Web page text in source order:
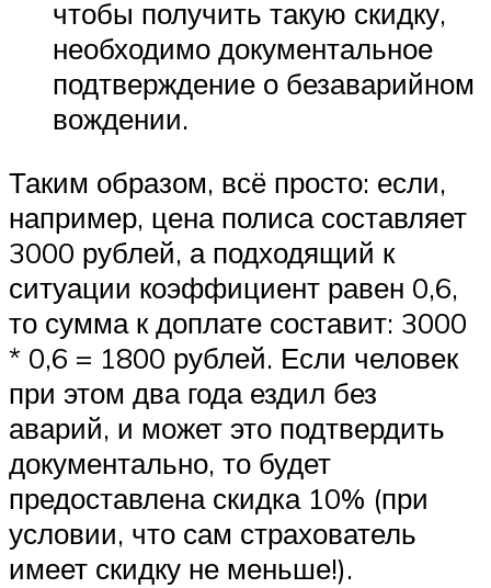
чтобы получить такую скидку,
необходимо документальное
подтверждение о безаварийном
вождении.
Таким образом, всё просто: если,
например, цена полиса составляет
3000 рублей, а подходящий к
ситуации коэффициент равен 0,6,
то сумма к доплате составит: 3000
* 0,6 = 1800 рублей. Если человек
при этом два года ездил без
аварий, и может это подтвердить
документально, то будет
предоставлена скидка 10% (при
условии, что сам страхователь
имеет скидку не меньше!).